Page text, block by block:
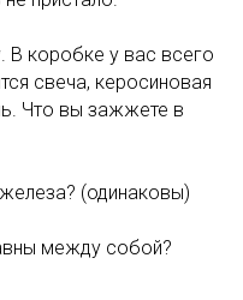
В коробке у вас всего
свеча, керосиновая
Что вы зажжете в
железа? (одинаковы)
между собой?